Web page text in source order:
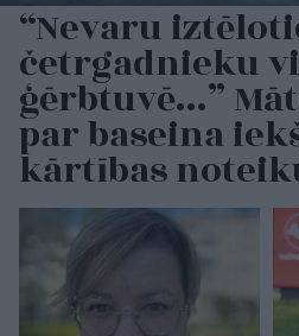
“Nevaru
četrgadnieku
ģērbtuvē…”
par baseina
kārtības